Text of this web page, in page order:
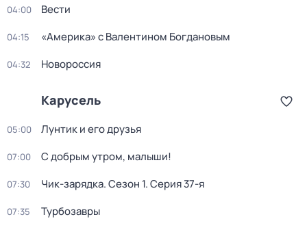
04:00 Вести
04:15 «Америка» с Валентином Богдановым
04:32 Новороссия
Карусель
05:00 Лунтик и его друзья
07:00 С добрым утром, малыши!
07:30 Чик-зарядка. Сезон 1. Серия 37-я
07:35 Турбозавры